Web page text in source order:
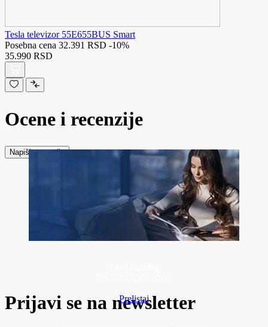
Tesla televizor 55E655BUS Smart
Posebna cena 32.391 RSD -10%
35.990 RSD
Ocene i recenzije
Napiši recenziju
Prelistaj
Prijavi se na newsletter